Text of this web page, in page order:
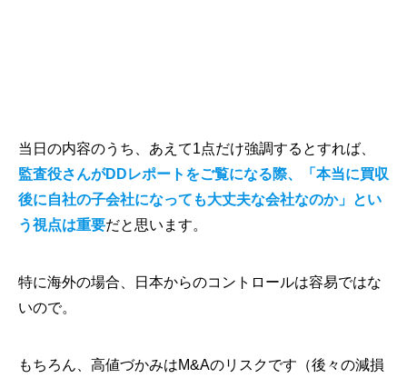
当日の内容のうち、あえて1点だけ強調するとすれば、
監査役さんがDDレポートをご覧になる際、「本当に買収
後に自社の子会社になっても大丈夫な会社なのか」とい
う視点は重要だと思います。
特に海外の場合、日本からのコントロールは容易ではな
いので。
もちろん、高値づかみはM&Aのリスクです（後々の減損